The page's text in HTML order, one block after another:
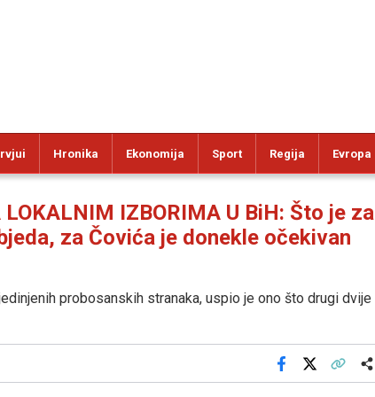
Hronika Ekonomija Sport Regija Evropa
IZBORIMA U BiH: Što je za
za Čovića je donekle očekivan
probosanskih stranaka, uspio je ono što drugi dvije
Facebook